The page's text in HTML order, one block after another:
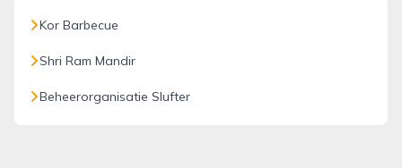
Kor Barbecue
Shri Ram Mandir
Beheerorganisatie Slufter